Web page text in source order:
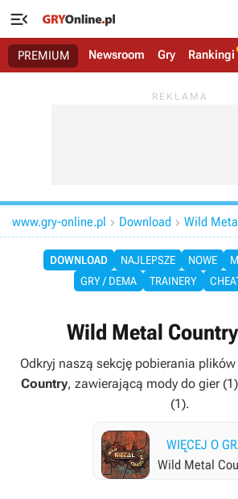

PREMIUM Newsroom Gry Rankingi
www.gry-online.pl  Download  Wild
DOWNLOAD NAJLEPSZE NOWE
GRY / DEMA
TRAINERY
Wild Metal
Odkryj naszą sekcję pobierania
Country, zawierającą mody do gier
(1).
WIĘCEJ O
Wild Metal